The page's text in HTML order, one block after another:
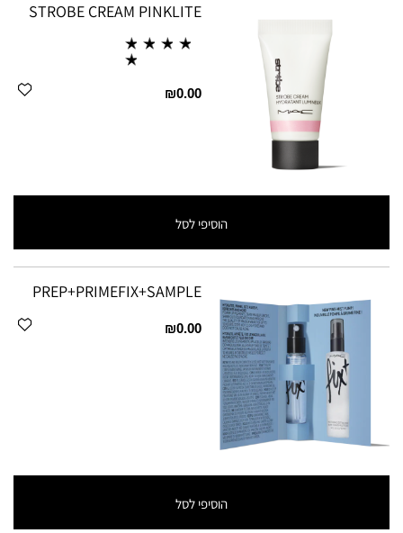
STROBE CREAM PINKLITE
₪0.00
הוסיפי לסל
PREP+PRIMEFIX+SAMPLE
₪0.00
הוסיפי לסל